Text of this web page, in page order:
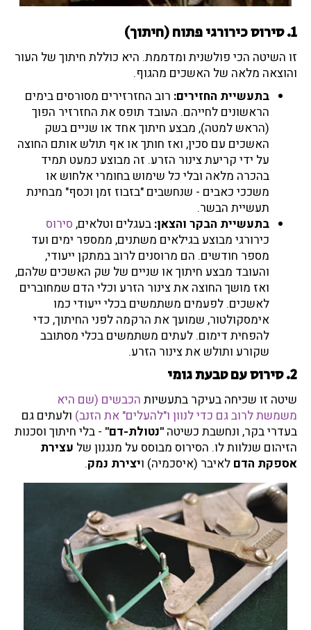
1. סירוס כירורגי פתוח (חיתוך)
זו השיטה הכי פולשנית ומדממת. היא כוללת חיתוך של העור
והוצאה מלאה של האשכים מהגוף.
בתעשיית החזירים: רוב החזרזירים מסורסים בימים
הראשונים לחייהם. העובד תופס את החזרזיר הפוך
(הראש למטה), מבצע חיתוך אחד או שניים בשק
האשכים עם סכין, ואז חותך או אף תולש אותם החוצה
על ידי קריעת צינור הזרע. זה מבוצע כמעט תמיד
בהכרה מלאה ובלי כל שימוש בחומרי אלחוש או
משככי כאבים - שנחשבים "בזבוז זמן וכסף" מבחינת
תעשיית הבשר.
בתעשיית הבקר והצאן: בעגלים וטלאים, סירוס
כירורגי מבוצע בגילאים משתנים, ממספר ימים ועד
מספר חודשים. הם מרוסנים לרוב במתקן ייעודי,
והעובד מבצע חיתוך או שניים של שק האשכים שלהם,
ואז מושך החוצה את צינור הזרע וכלי הדם שמחוברים
לאשכים. לפעמים משתמשים בכלי ייעודי כמו
אימסקולטור, שמועך את הרקמה לפני החיתוך, כדי
להפחית דימום. לעתים משתמשים בכלי מסתובב
שקורע ותולש את צינור הזרע.
2. סירוס עם טבעת גומי
שיטה זו שכיחה בעיקר בתעשיות הכבשים (שם היא
משמשת לרוב גם כדי לנוון ו"להעלים" את הזנב) ולעתים גם
בעדרי בקר, ונחשבת כשיטה "נטולת-דם" - בלי חיתוך וסכנות
הזיהום שנלוות לו. הסירוס מבוסס על מנגנון של עצירת
אספקת הדם לאיבר (איסכמיה) ויצירת נמק.